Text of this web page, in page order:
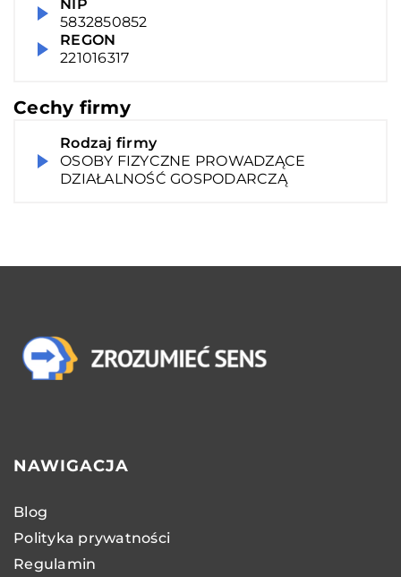
NIP
5832850852
REGON
221016317
Cechy firmy
Rodzaj firmy
OSOBY FIZYCZNE PROWADZĄCE
DZIAŁALNOŚĆ GOSPODARCZĄ
NAWIGACJA
Blog
Polityka prywatności
Regulamin